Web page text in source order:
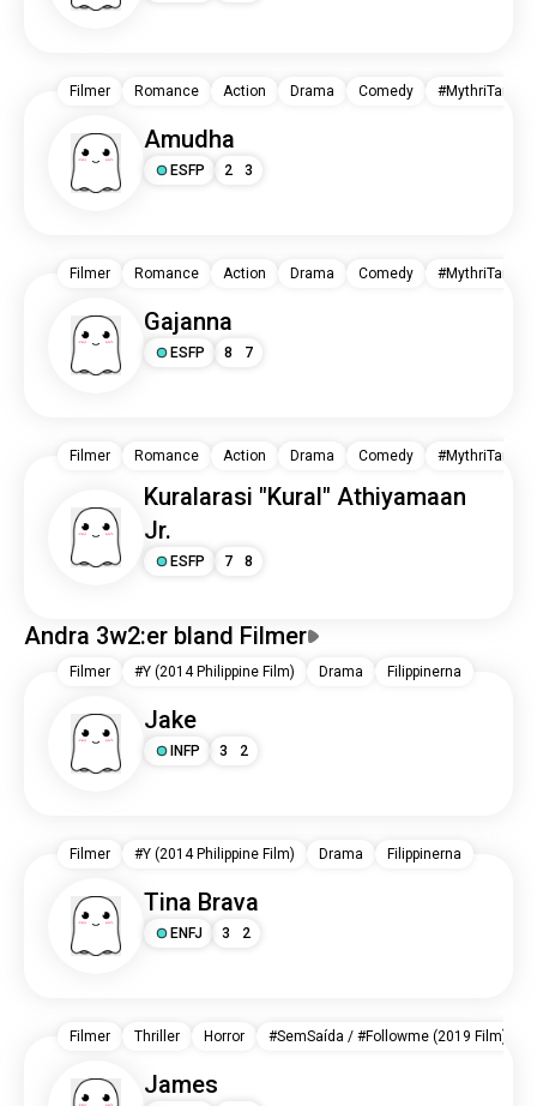
Amudha
ESFP 2 3
Filmer Romance Action Drama Comedy
Gajanna
ESFP 8 7
Filmer Romance Action Drama Comedy
Kuralarasi "Kural" Athiyamaan
Jr.
ESFP 7 8
Filmer Romance Action Drama Comedy
Andra 3w2:er bland Filmer
Jake
INFP 3 2
Filmer #Y (2014 Philippine Film) Drama Filippinerna
Tina Brava
ENFJ 3 2
Filmer #Y (2014 Philippine Film) Drama Filippinerna
James
Filmer Thriller Horror #SemSaída / #Followme (2019 Film)